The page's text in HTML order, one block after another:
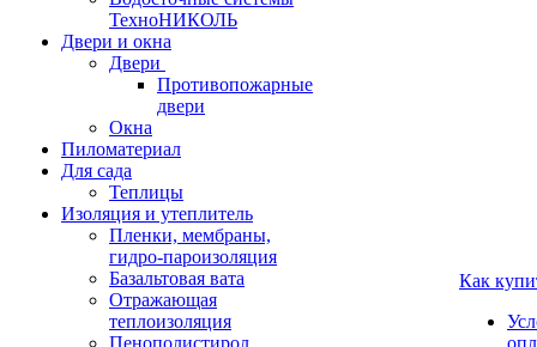
ТехноНИКОЛЬ
Двери и окна
Двери
Противопожарные
двери
Окна
Пиломатериал
Для сада
Теплицы
Изоляция и утеплитель
Пленки, мембраны,
гидро-пароизоляция
Базальтовая вата
Отражающая
теплоизоляция
Пенополистирол
Как